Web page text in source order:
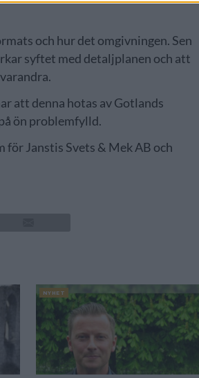
och hur det omgivningen. Sen
syftet med detaljplanen och att
att denna hotas av Gotlands
ön problemfylld.
Janstis Svets & Mek AB och
NYHET